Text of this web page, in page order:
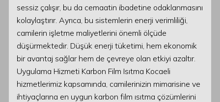
sessiz çalışır, bu da cemaatin ibadetine odaklanmasını
kolaylaştırır. Ayrıca, bu sistemlerin enerji verimliliği,
camilerin işletme maliyetlerini önemli ölçüde
düşürmektedir. Düşük enerji tüketimi, hem ekonomik
bir avantaj sağlar hem de çevreye olan etkiyi azaltır.
Uygulama Hizmeti Karbon Film Isıtma Kocaeli
hizmetlerimiz kapsamında, camilerinizin mimarisine ve
ihtiyaçlarına en uygun karbon film ısıtma çözümlerini